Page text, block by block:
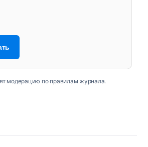
модерацию по правилам журнала.